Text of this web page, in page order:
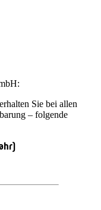
Sie bei allen
– folgende